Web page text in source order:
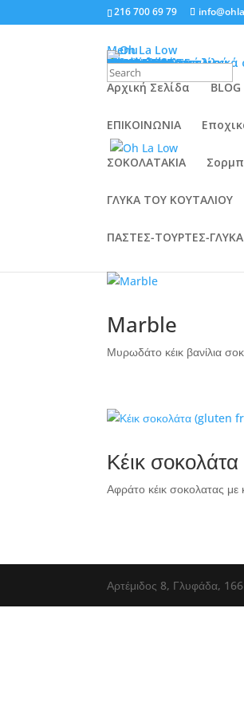
216 700 69 79
Menu
ΠΟΙΟΙ ΕΙΜΑΣΤΕ
ΠΡΟΪΟΝΤΑ
Πάστες-τούρτες-γλυκά
Τάρτες
Κεράσματα
Σοκολατάκια
Cakes
Μπισκότα
Τσουρέκια
Vegan
Gluten-free
Ειδικές Παραγγελίες
Παγωτά
Σορμπέ
Μαρμελάδες
Chutneys
Γλυκά του κουταλιού
Εποχιακά Γλυκά
ΤΑ ΝΕΑ ΜΑΣ
News
ΕΠΙΚΟΙΝΩΝΙΑ
Αρχική Σελίδα
BLOG
ΕΠΙΚΟΙΝΩΝΙΑ
ΣΟΚΟΛΑΤΑΚΙΑ
ΓΛΥΚΑ ΤΟΥ ΚΟΥΤΑΛΙΟΥ
ΠΑΣΤΕΣ-ΤΟΥΡΤΕΣ-
Marble
Μυρωδάτο κέικ βανίλια
Κέικ
Αφράτο κέικ σοκολατας
Αρτέμιδος 8, Γλυφάδα,